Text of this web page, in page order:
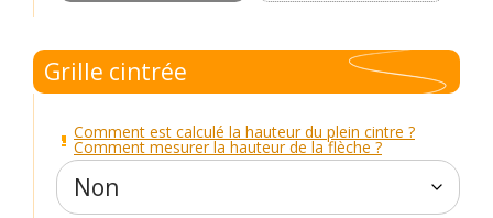
Grille cintrée
Comment est calculé la hauteur du plein cintre ?
Comment mesurer la hauteur de la flèche ?